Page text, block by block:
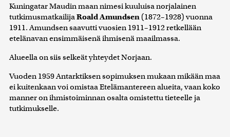
Kuningatar Maudin maan nimesi kuuluisa norjalainen
tutkimusmatkailijaRoald Amundsen (1872–1928) vuonna
1911. Amundsen saavutti vuosien 1911–1912 retkellään
etelänavan ensimmäisenä ihmisenä maailmassa.
Alueella on siis selkeät yhteydet Norjaan.
Vuoden 1959 Antarktiksen sopimuksen mukaan mikään maa
ei kuitenkaan voi omistaa Etelämantereen alueita, vaan koko
manner on ihmistoiminnan osalta omistettu tieteelle ja
tutkimukselle.